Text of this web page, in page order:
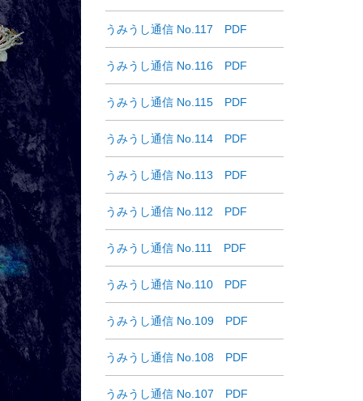
うみうし通信 No.117 PDF
うみうし通信 No.116 PDF
うみうし通信 No.115 PDF
うみうし通信 No.114 PDF
うみうし通信 No.113 PDF
うみうし通信 No.112 PDF
うみうし通信 No.111 PDF
うみうし通信 No.110 PDF
うみうし通信 No.109 PDF
うみうし通信 No.108 PDF
うみうし通信 No.107 PDF